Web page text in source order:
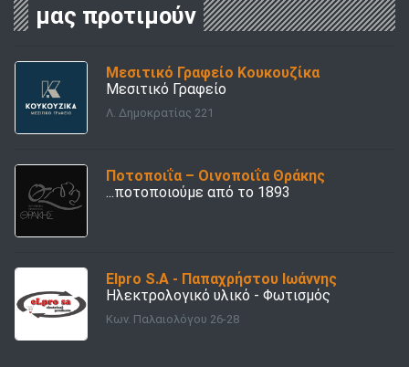
μας προτιμούν
Μεσιτικό Γραφείο Κουκουζίκα
Μεσιτικό Γραφείο
Λ. Δημοκρατίας 221
Ποτοποιΐα – Οινοποιΐα Θράκης
...ποτοποιούμε από το 1893
Elpro S.A - Παπαχρήστου Ιωάννης
Ηλεκτρολογικό υλικό - Φωτισμός
Κων. Παλαιολόγου 26-28